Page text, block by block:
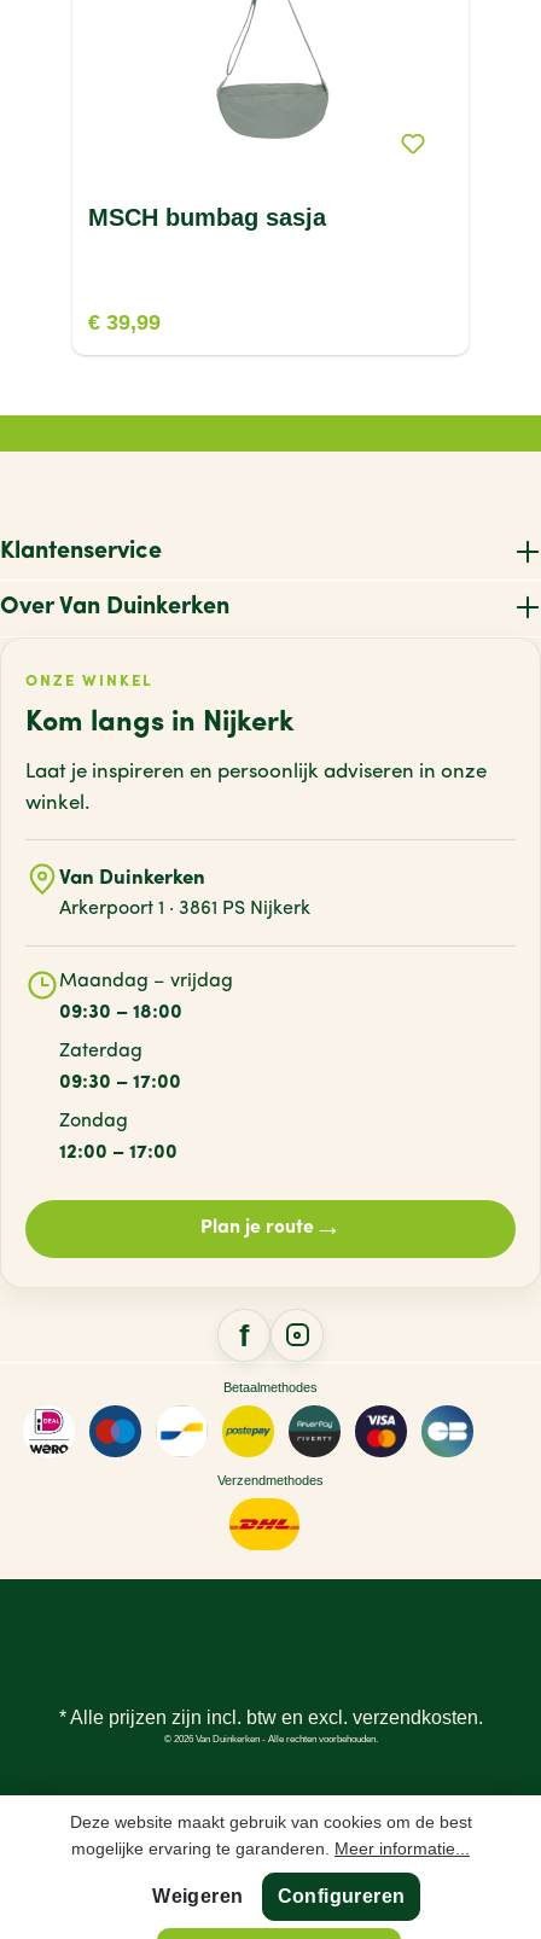
MSCH bumbag sasja
€ 39,99
Klantenservice
Over Van Duinkerken
ONZE WINKEL
Kom langs in Nijkerk
Laat je inspireren en persoonlijk adviseren in onze
winkel.
Van Duinkerken
Arkerpoort 1 · 3861 PS Nijkerk
Maandag – vrijdag
09:30 – 18:00
Zaterdag
09:30 – 17:00
Zondag
12:00 – 17:00
Plan je route→
Betaalmethodes
Verzendmethodes
* Alle prijzen zijn incl. btw en excl. verzendkosten.
© 2026 Van Duinkerken - Alle rechten voorbehouden.
Deze website maakt gebruik van cookies om de best
mogelijke ervaring te garanderen. Meer informatie...
Weigeren Configureren